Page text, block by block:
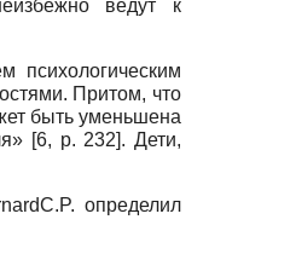
ведут к
психологическим
Притом, что
быть уменьшена
[6, p. 232]. Дети,
определил